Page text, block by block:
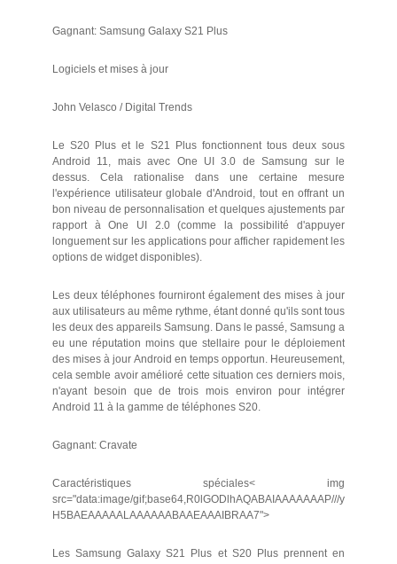
Gagnant: Samsung Galaxy S21 Plus
Logiciels et mises à jour
John Velasco / Digital Trends
Le S20 Plus et le S21 Plus fonctionnent tous deux sous
Android 11, mais avec One UI 3.0 de Samsung sur le
dessus. Cela rationalise dans une certaine mesure
l'expérience utilisateur globale d'Android, tout en offrant un
bon niveau de personnalisation et quelques ajustements par
rapport à One UI 2.0 (comme la possibilité d'appuyer
longuement sur les applications pour afficher rapidement les
options de widget disponibles).
Les deux téléphones fourniront également des mises à jour
aux utilisateurs au même rythme, étant donné qu'ils sont tous
les deux des appareils Samsung. Dans le passé, Samsung a
eu une réputation moins que stellaire pour le déploiement
des mises à jour Android en temps opportun. Heureusement,
cela semble avoir amélioré cette situation ces derniers mois,
n'ayant besoin que de trois mois environ pour intégrer
Android 11 à la gamme de téléphones S20.
Gagnant: Cravate
Caractéristiques spéciales< img
src="data:image/gif;base64,R0lGODlhAQABAIAAAAAAAP///y
H5BAEAAAAALAAAAAABAAEAAAIBRAA7">
Les Samsung Galaxy S21 Plus et S20 Plus prennent en